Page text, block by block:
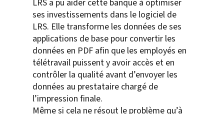
LRS a pu aider cette banque à optimiser
ses investissements dans le logiciel de
LRS. Elle transforme les données de ses
applications de base pour convertir les
données en PDF afin que les employés en
télétravail puissent y avoir accès et en
contrôler la qualité avant d’envoyer les
données au prestataire chargé de
l’impression finale.
Même si cela ne résout le problème qu’à